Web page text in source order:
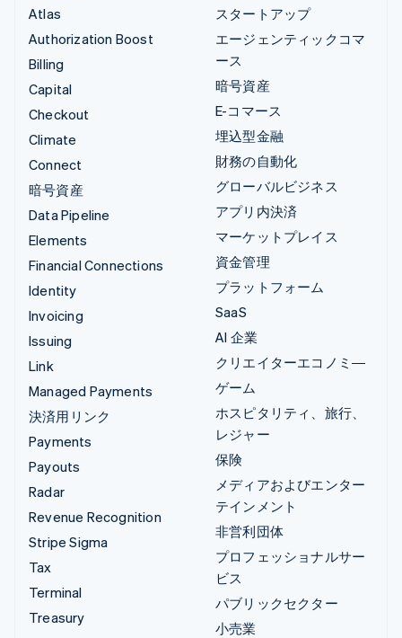
Atlas
Authorization Boost
Billing
Capital
Checkout
Climate
Connect
暗号資産
Data Pipeline
Elements
Financial Connections
Identity
Invoicing
Issuing
Link
Managed Payments
決済用リンク
Payments
Payouts
Radar
Revenue Recognition
Stripe Sigma
Tax
Terminal
Treasury
スタートアップ
エージェンティックコマ
ース
暗号資産
E-コマース
埋込型金融
財務の自動化
グローバルビジネス
アプリ内決済
マーケットプレイス
資金管理
プラットフォーム
SaaS
AI 企業
クリエイターエコノミ―
ゲーム
ホスピタリティ、旅行、
レジャー
保険
メディアおよびエンター
テインメント
非営利団体
プロフェッショナルサー
ビス
パブリックセクター
小売業